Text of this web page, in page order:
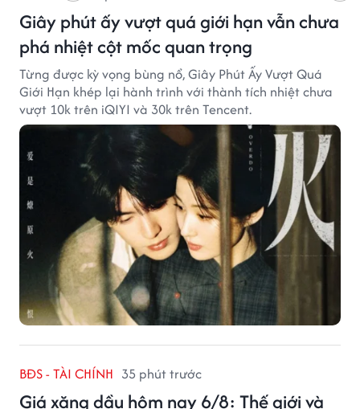
Giây phút ấy vượt quá giới hạn vẫn chưa
phá nhiệt cột mốc quan trọng
Từng được kỳ vọng bùng nổ, Giây Phút Ấy Vượt Quá
Giới Hạn khép lại hành trình với thành tích nhiệt chưa
vượt 10k trên iQIYI và 30k trên Tencent.
BĐS - TÀI CHÍNH 35 phút trước
Giá xăng dầu hôm nay 6/8: Thế giới và